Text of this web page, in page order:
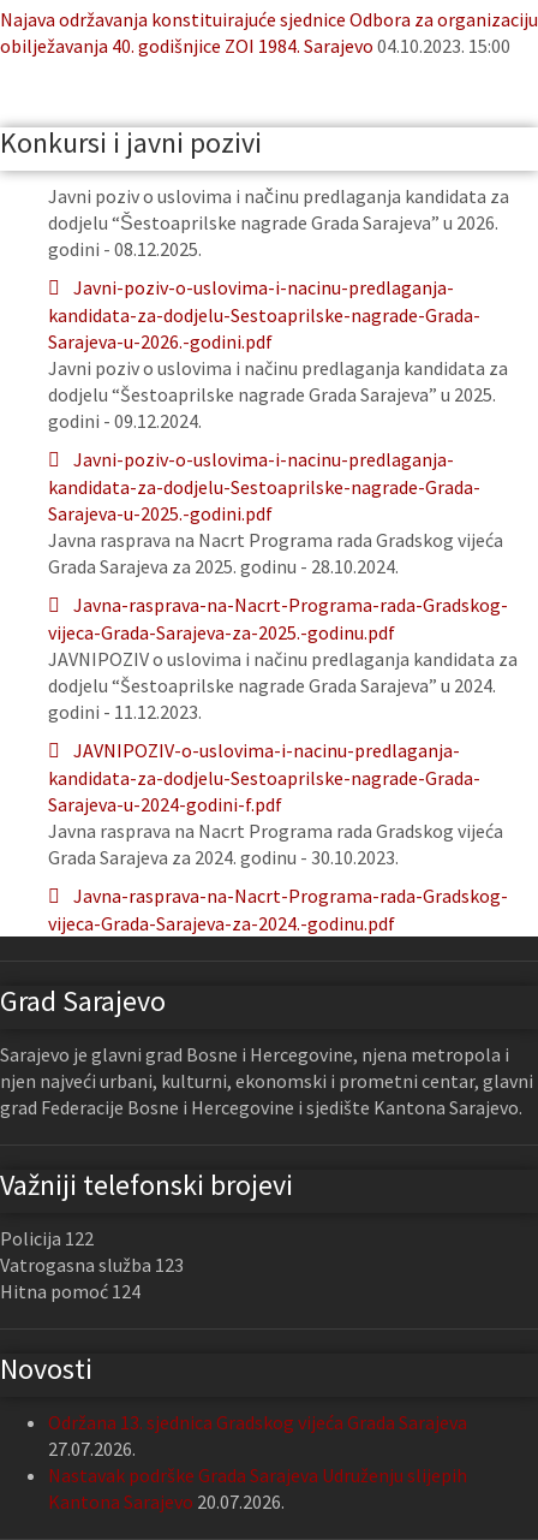
Najava održavanja konstituirajuće sjednice Odbora za organizaciju
obilježavanja 40. godišnjice ZOI 1984. Sarajevo 04.10.2023. 15:00
Konkursi i javni pozivi
Javni poziv o uslovima i načinu predlaganja kandidata za
dodjelu “Šestoaprilske nagrade Grada Sarajeva” u 2026.
godini - 08.12.2025.
Javni-poziv-o-uslovima-i-nacinu-predlaganja-
kandidata-za-dodjelu-Sestoaprilske-nagrade-Grada-
Sarajeva-u-2026.-godini.pdf
Javni poziv o uslovima i načinu predlaganja kandidata za
dodjelu “Šestoaprilske nagrade Grada Sarajeva” u 2025.
godini - 09.12.2024.
Javni-poziv-o-uslovima-i-nacinu-predlaganja-
kandidata-za-dodjelu-Sestoaprilske-nagrade-Grada-
Sarajeva-u-2025.-godini.pdf
Javna rasprava na Nacrt Programa rada Gradskog vijeća
Grada Sarajeva za 2025. godinu - 28.10.2024.
Javna-rasprava-na-Nacrt-Programa-rada-Gradskog-
vijeca-Grada-Sarajeva-za-2025.-godinu.pdf
JAVNIPOZIV o uslovima i načinu predlaganja kandidata za
dodjelu “Šestoaprilske nagrade Grada Sarajeva” u 2024.
godini - 11.12.2023.
JAVNIPOZIV-o-uslovima-i-nacinu-predlaganja-
kandidata-za-dodjelu-Sestoaprilske-nagrade-Grada-
Sarajeva-u-2024-godini-f.pdf
Javna rasprava na Nacrt Programa rada Gradskog vijeća
Grada Sarajeva za 2024. godinu - 30.10.2023.
Javna-rasprava-na-Nacrt-Programa-rada-Gradskog-
vijeca-Grada-Sarajeva-za-2024.-godinu.pdf
Grad Sarajevo
Sarajevo je glavni grad Bosne i Hercegovine, njena metropola i
njen najveći urbani, kulturni, ekonomski i prometni centar, glavni
grad Federacije Bosne i Hercegovine i sjedište Kantona Sarajevo.
Važniji telefonski brojevi
Policija 122
Vatrogasna služba 123
Hitna pomoć 124
Novosti
Održana 13. sjednica Gradskog vijeća Grada Sarajeva
27.07.2026.
Nastavak podrške Grada Sarajeva Udruženju slijepih
Kantona Sarajevo 20.07.2026.